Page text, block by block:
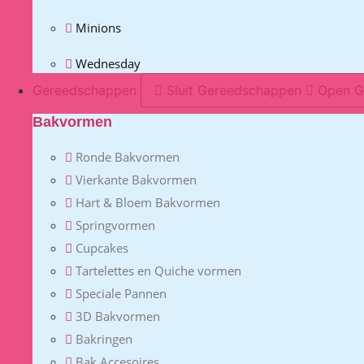
Minions
Wednesday
Gereedschappen
Sluit Gereedschappen
Open
Bakvormen
Ronde Bakvormen
Vierkante Bakvormen
Hart & Bloem Bakvormen
Springvormen
Cupcakes
Tartelettes en Quiche vormen
Speciale Pannen
3D Bakvormen
Bakringen